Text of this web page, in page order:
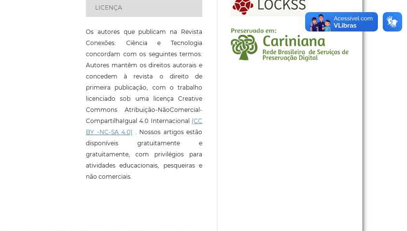
LICENÇA
Os autores que publicam na Revista
Conexões: Ciência e Tecnologia
concordam com os seguintes termos:
Autores mantêm os direitos autorais e
concedem à revista o direito de
primeira publicação, com o trabalho
licenciado sob uma licença Creative
Commons Atribuição-NãoComercial-
CompartilhaIgual 4.0 Internacional (CC
BY -NC-SA 4.0) . Nossos artigos estão
disponíveis gratuitamente e
gratuitamente, com privilégios para
atividades educacionais, pesqueiras e
não comerciais.